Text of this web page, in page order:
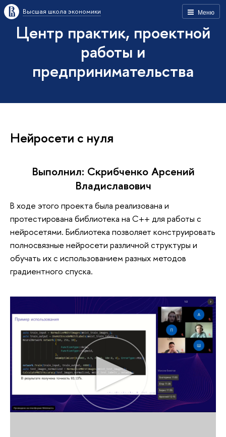
Меню
Высшая школа экономики
Центр практик, проектной
работы и
предпринимательства
Нeйросети с нyля
Выполнил: Скрибченко Арсений
Владиславович
В ходе этого проекта была реализована и
протестирована библиотека на С++ для работы с
нейросетями. Библиотека позволяет конструировать
полносвязные нейросети различной структуры и
обучать их с использованием разных методов
градиентного спуска.